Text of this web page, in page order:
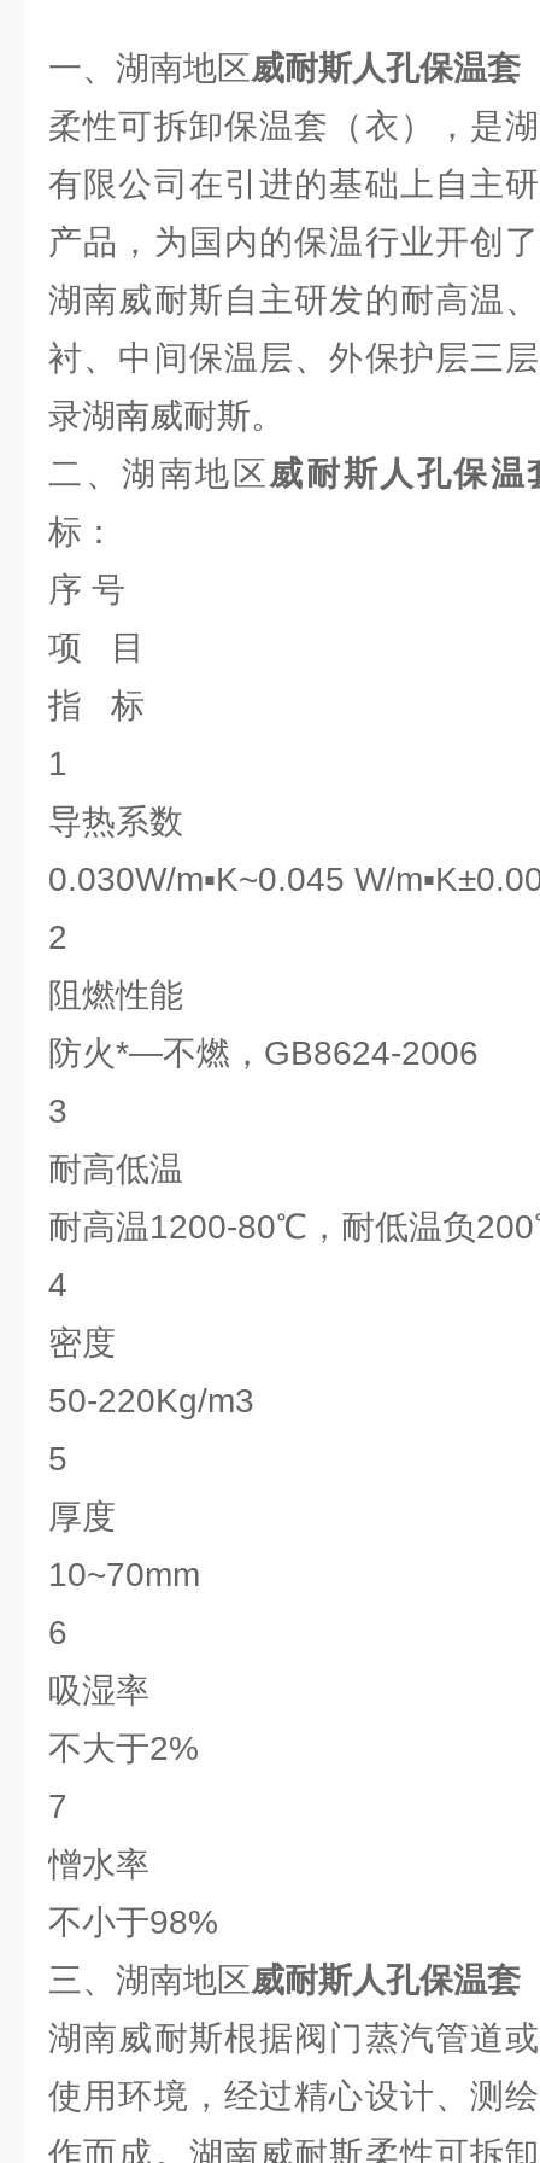
一、湖南地区威耐斯人孔保温套
柔性可拆卸保温套（衣），是
有限公司在引进的基础上自主
产品，为国内的保温行业开创
湖南威耐斯自主研发的耐高温
衬、中间保温层、外保护层三
录湖南威耐斯。
二、湖南地区威耐斯人孔保温
标：
序 号
项 目
指 标
1
导热系数
0.030W/m▪K~0.045 W/
2
阻燃性能
防火*—不燃，GB8624-2006
3
耐高低温
耐高温1200-80℃，耐低温负
4
密度
50-220Kg/m3
5
厚度
10~70mm
6
吸湿率
不大于2%
7
憎水率
不小于98%
三、湖南地区威耐斯人孔保温套
湖南威耐斯根据阀门蒸汽管道
使用环境，经过精心设计、测
作而成。湖南威耐斯柔性可拆